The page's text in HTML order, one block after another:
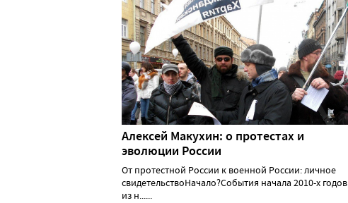
Алексей Макуxин: о протестаx и
эволюции России
От протестной России к военной России: личное
свидетельствоНачало?События начала 2010-х годов
из н......